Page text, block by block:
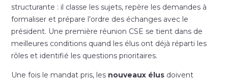
structurante : il classe les sujets, repère les demandes à
formaliser et prépare l’ordre des échanges avec le
président. Une première réunion CSE se tient dans de
meilleures conditions quand les élus ont déjà réparti les
rôles et identifié les questions prioritaires.
Une fois le mandat pris, les nouveaux élus doivent